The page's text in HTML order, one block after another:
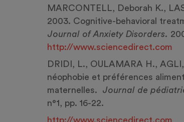
MARCONTELL, Deborah K.,
2003. Cognitive-behavioral
Journal of Anxiety Disorders.
http://www.sciencedirect.com
DRIDI, L., OULAMARA H.,
néophobie et préférences
maternelles. Journal de
n°1, pp. 16-22.
http://www.sciencedirect.com